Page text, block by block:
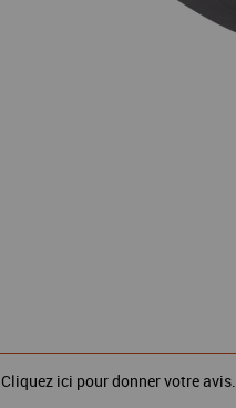
Cliquez ici pour donner votre avis.